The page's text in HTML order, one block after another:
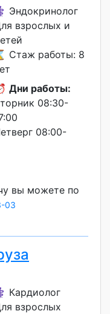
Эндокринолог
взрослых и
Стаж работы: 8
Дни работы:
08:30-
08:00-
вы можете по
03
Кардиолог
взрослых